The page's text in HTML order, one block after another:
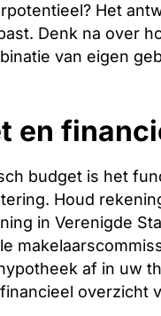
Het
Denk na over
van eigen
en
budget is het
Houd
in Verenigde
af in uw
overzicht